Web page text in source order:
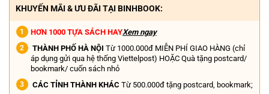
KHUYẾN MÃI & ƯU ĐÃI TẠI BINHBOOK:
HƠN 1000 TỰA SÁCH HAYXem ngay
THÀNH PHỐ HÀ NỘI Từ 1000.000đ MIỄN PHÍ GIAO HÀNG (chỉ
áp dụng gửi qua hệ thống Viettelpost) HOẶC Quà tặng postcard/
bookmark/ cuốn sách nhỏ
CÁC TỈNH THÀNH KHÁC Từ 500.000đ tặng postcard, bookmark;